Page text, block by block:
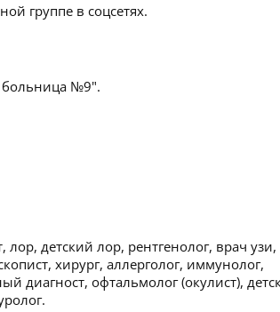
группе в соцсетях.
больница №9".
лор, детский лор, рентгенолог, врач узи,
хирург, аллерголог, иммунолог,
диагност, офтальмолог (окулист),